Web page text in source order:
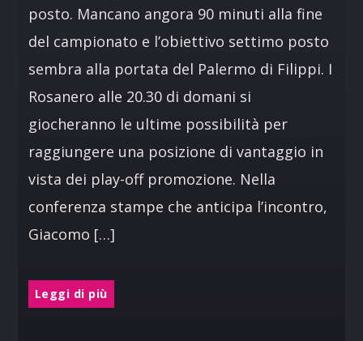
posto. Mancano angora 90 minuti alla fine
del campionato e l’obiettivo settimo posto
sembra alla portata del Palermo di Filippi. I
Rosanero alle 20.30 di domani si
giocheranno le ultime possibilità per
raggiungere una posizione di vantaggio in
vista dei play-off promozione. Nella
conferenza stampe che anticipa l’incontro,
Giacomo […]
Leggi di più